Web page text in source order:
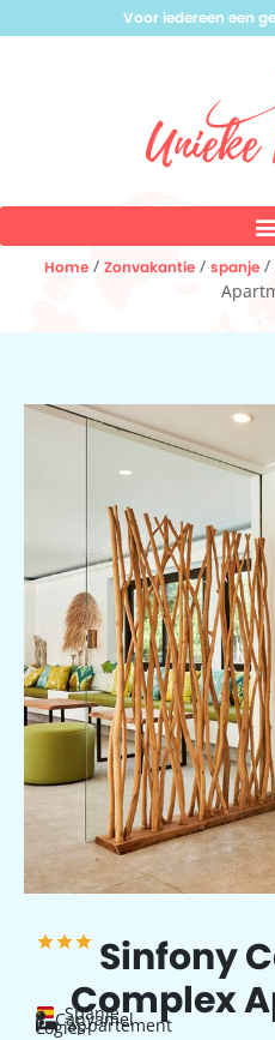
Voor iedereen een
Home/ Zonvakantie/ spanje/
Sinfony
Complex
Spanje
Canyamel
appartement
Logies